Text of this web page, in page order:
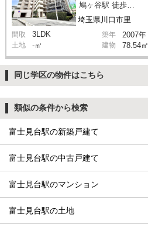
埼玉県川口市里
鳩ヶ谷駅 徒歩2分
間取 3LDK 築年 2007年
土地 -㎡ 建物 78.54㎡
同じ学区の物件はこちら
類似の条件から検索
富士見台駅の新築戸建て
富士見台駅の中古戸建て
富士見台駅のマンション
富士見台駅の土地